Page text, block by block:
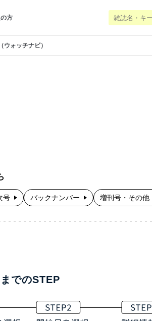
方
ウォッチナビ）
号 バックナンバー 増刊号・その他
でのSTEP